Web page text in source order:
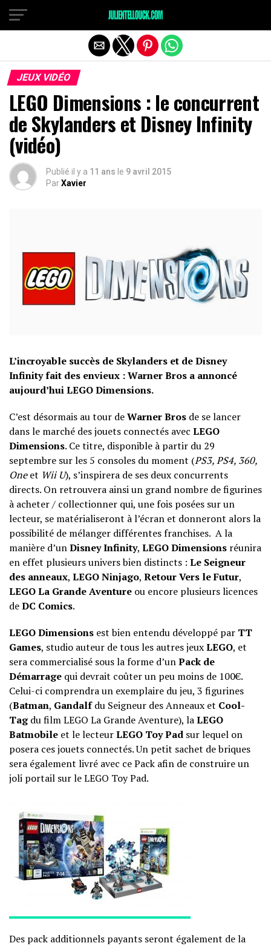
JEUX VIDÉO
LEGO Dimensions : le concurrent
de Skylanders et Disney Infinity
(vidéo)
Publié il y a 11 ans le 9 avril 2015
ParXavier
L’incroyable succès de Skylanders et de Disney
Infinity fait des envieux : Warner Bros a annoncé
aujourd’hui LEGO Dimensions.
C’est désormais au tour deWarner Bros de se lancer
dans le marché des jouets connectés avec LEGO
Dimensions. Ce titre, disponible à partir du 29
septembre sur les 5 consoles du moment (PS3, PS4, 360,
Oneet Wii U), s’inspirera de ses deux concurrents
directs. On retrouvera ainsi un grand nombre de figurines
à acheter / collectionner qui, une fois posées sur un
lecteur, se matérialiseront à l’écran et donneront alors la
possibilité de mélanger différentes franchises. A la
manière d’unDisney Infinity, LEGO Dimensions réunira
en effet plusieurs univers bien distincts : Le Seigneur
des anneaux, LEGO Ninjago, Retour Vers le Futur,
LEGO La Grande Aventure ou encore plusieurs licences
deDC Comics.
LEGO Dimensions est bien entendu développé par TT
Games, studio auteur de tous les autres jeuxLEGO, et
sera commercialisé sous la forme d’unPack de
Démarrage qui devrait coûter un peu moins de 100€.
Celui-ci comprendra un exemplaire du jeu, 3 figurines
(Batman, Gandalfdu Seigneur des Anneaux et Cool-
Tagdu film LEGO La Grande Aventure), laLEGO
Batmobile et le lecteurLEGO Toy Pad sur lequel on
posera ces jouets connectés. Un petit sachet de briques
sera également livré avec ce Pack afin de construire un
joli portail sur le LEGO Toy Pad.
Des pack additionnels payants seront également de la